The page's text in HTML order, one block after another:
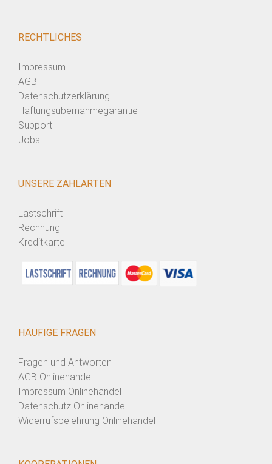
RECHTLICHES
Impressum
AGB
Datenschutzerklärung
Haftungsübernahmegarantie
Support
Jobs
UNSERE ZAHLARTEN
Lastschrift
Rechnung
Kreditkarte
HÄUFIGE FRAGEN
Fragen und Antworten
AGB Onlinehandel
Impressum Onlinehandel
Datenschutz Onlinehandel
Widerrufsbelehrung Onlinehandel